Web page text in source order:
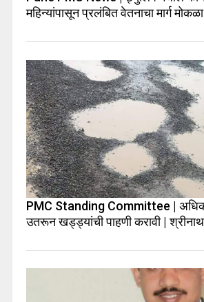
महिन्यांपासून प्रलंबित वेतनाचा मार्ग
PMC Standing Committee |
उतरून खड्ड्यांची पाहणी करावी | श्रीनाथ